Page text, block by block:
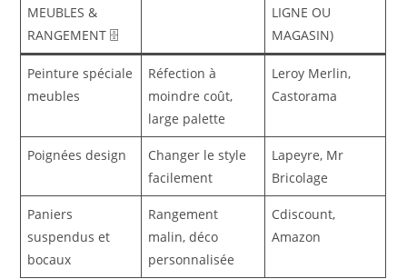
MEUBLES &
RANGEMENT 🗄️
LIGNE OU
MAGASIN)
Peinture spéciale
meubles
Réfection à
moindre coût,
large palette
Leroy Merlin,
Castorama
Poignées design
Changer le style
facilement
Lapeyre, Mr
Bricolage
Paniers
suspendus et
bocaux
Rangement
malin, déco
personnalisée
Cdiscount,
Amazon